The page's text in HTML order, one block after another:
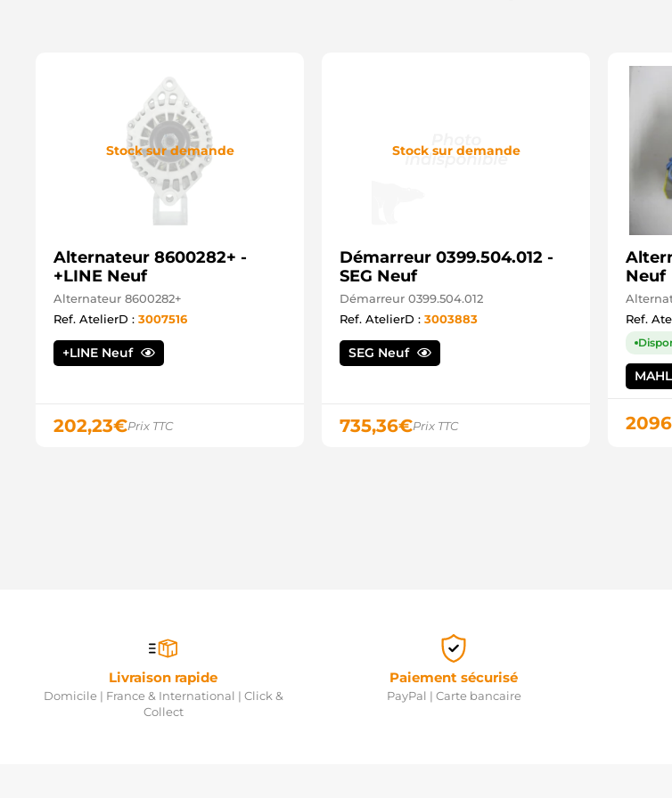
Stock sur demande
Alternateur 8600282+ -
+LINE Neuf
Alternateur 8600282+
Ref. AtelierD : 3007516
+LINE Neuf
202,23€Prix TTC
Stock sur demande
Démarreur 0399.504.012 -
SEG Neuf
Démarreur 0399.504.012
Ref. AtelierD : 3003883
SEG Neuf
735,36€Prix TTC
Neuf
Ref.
Livraison rapide
Domicile | France & International | Click &
Collect
Paiement sécurisé
PayPal | Carte bancaire